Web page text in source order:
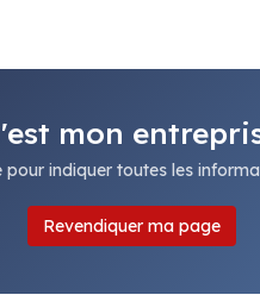
mon
indiquer toutes les
Revendiquer ma page